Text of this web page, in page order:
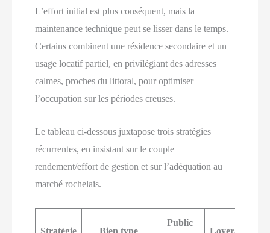
L’effort initial est plus conséquent, mais la
maintenance technique peut se lisser dans le temps.
Certains combinent une résidence secondaire et un
usage locatif partiel, en privilégiant des adresses
calmes, proches du littoral, pour optimiser
l’occupation sur les périodes creuses.
Le tableau ci-dessous juxtapose trois stratégies
récurrentes, en insistant sur le couple
rendement/effort de gestion et sur l’adéquation au
marché rochelais.
Stratégie Bien type
Public
Loyer/